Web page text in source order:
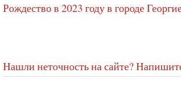
Рождество в 2023 году в городе
Нашли неточность на сайте?